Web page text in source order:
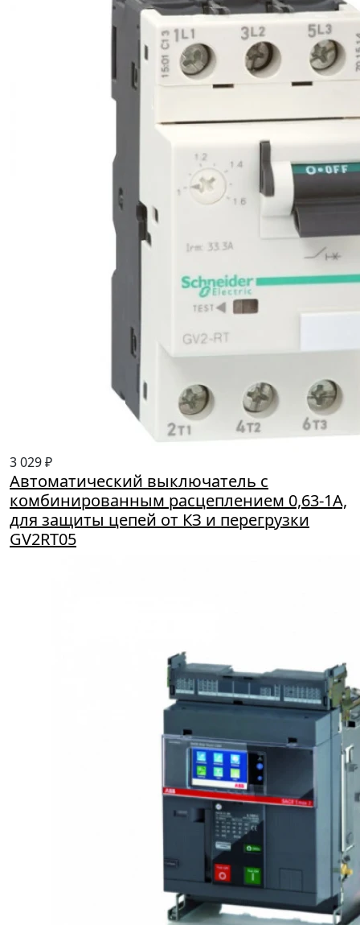
3 029 ₽
Автоматический выключатель с
комбинированным расцеплением 0,63-1А,
для защиты цепей от КЗ и перегрузки
GV2RT05